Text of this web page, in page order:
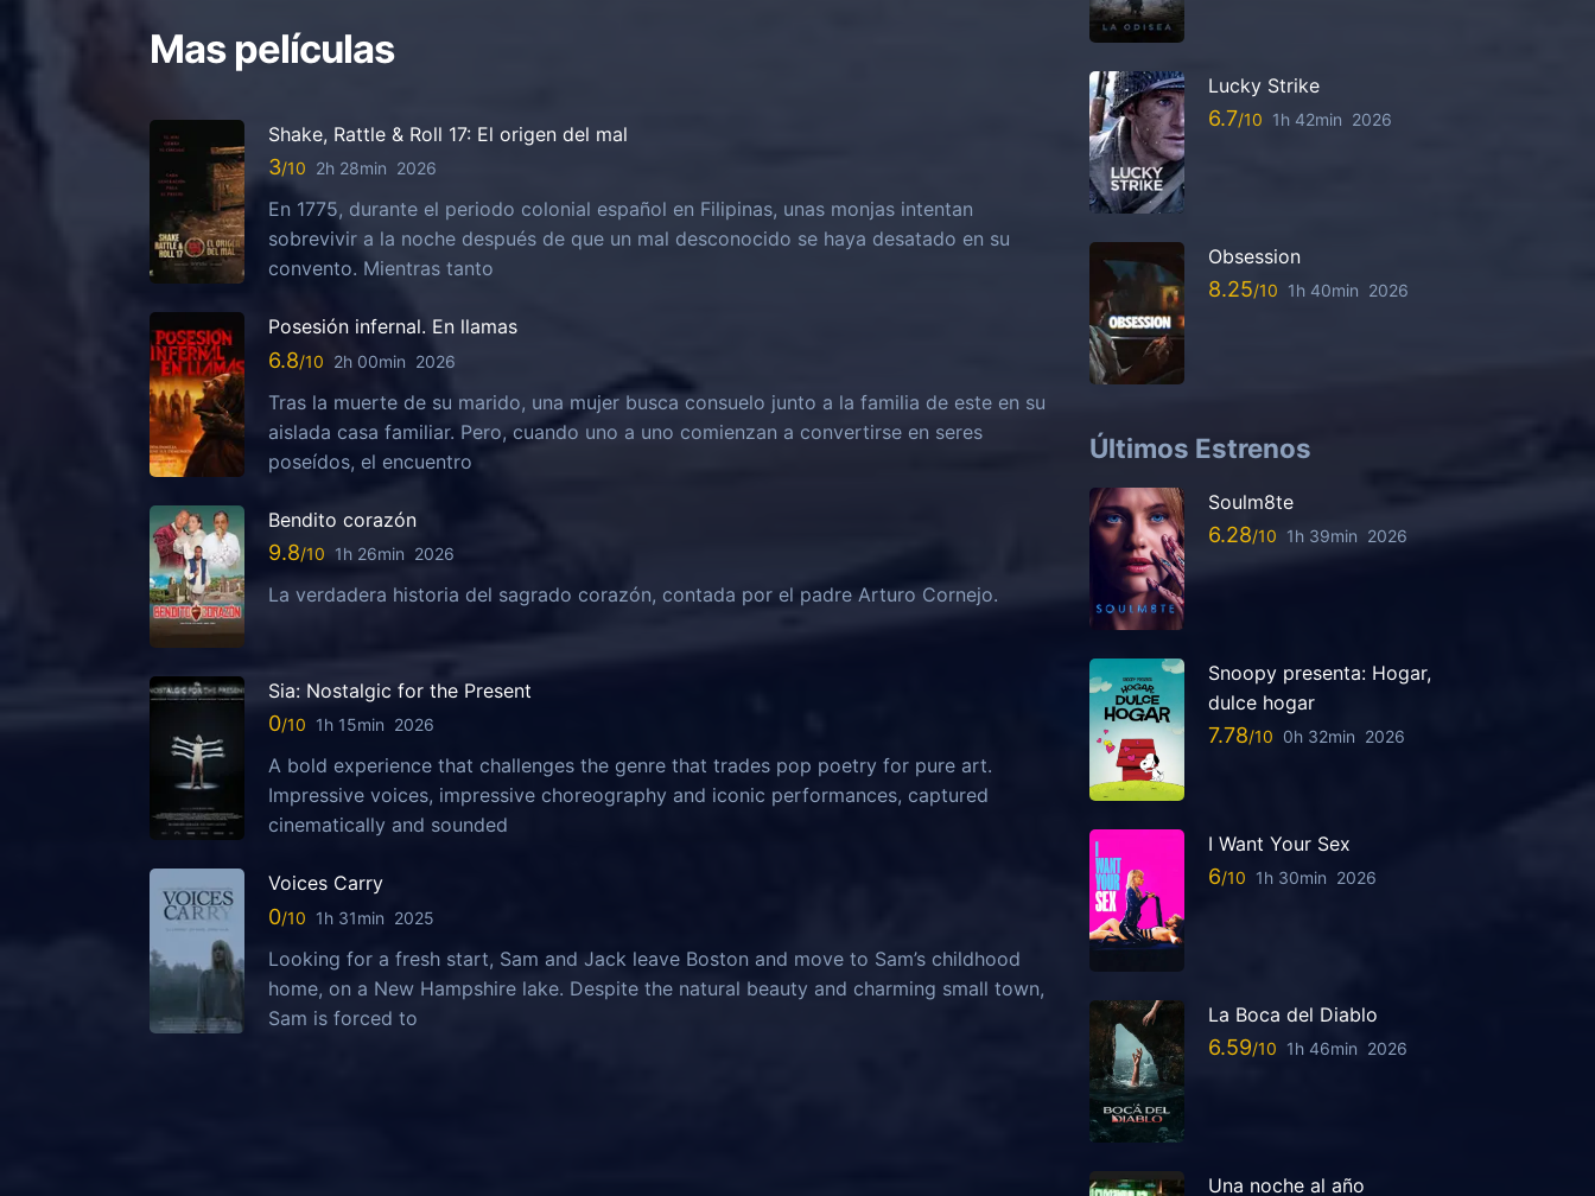
Mas películas
Shake, Rattle & Roll 17: El origen del mal
3 2h 28min 2026
En 1775, durante el periodo colonial español en Filipinas, unas monjas intentan
sobrevivir a la noche después de que un mal desconocido se haya desatado en su
convento. Mientras tanto
Posesión infernal. En llamas
6.8 2h 00min 2026
Tras la muerte de su marido, una mujer busca consuelo junto a la familia de este en su
aislada casa familiar. Pero, cuando uno a uno comienzan a convertirse en seres
poseídos, el encuentro
Bendito corazón
9.8 1h 26min 2026
La verdadera historia del sagrado corazón, contada por el padre Arturo Cornejo.
Sia: Nostalgic for the Present
0 1h 15min 2026
A bold experience that challenges the genre that trades pop poetry for pure art.
Impressive voices, impressive choreography and iconic performances, captured
cinematically and sounded
Voices Carry
0 1h 31min 2025
Looking for a fresh start, Sam and Jack leave Boston and move to Sam’s childhood
home, on a New Hampshire lake. Despite the natural beauty and charming small town,
Sam is forced to
Lucky Strike
6.7 1h 42min 2026
Obsession
8.25 1h 40min 2026
Últimos Estrenos
Soulm8te
6.28 1h 39min 2026
Snoopy presenta: Hogar,
dulce hogar
7.78 0h 32min 2026
I Want Your Sex
6 1h 30min 2026
La Boca del Diablo
6.59 1h 46min 2026
Una noche al año